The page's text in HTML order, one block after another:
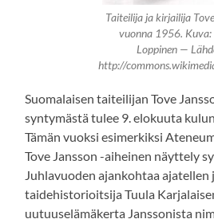
Taiteilija ja kirjailija
vuonna 1956. Kuva:
Loppinen —
http://
Suomalaisen taiteilijan Tove
syntymästä tulee 9. elokuuta
Tämän vuoksi esimerkiksi
Tove Jansson -aiheinen näyttely
Juhlavuoden ajankohtaa
taidehistorioitsija Tuula
uutuuselämäkerta Janssonista